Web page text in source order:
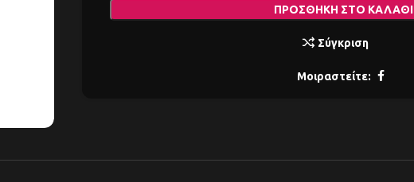
ΠΡΟΣΘΉΚΗ ΣΤΟ ΚΑΛΆΘΙ
Σύγκριση
Μοιραστείτε: